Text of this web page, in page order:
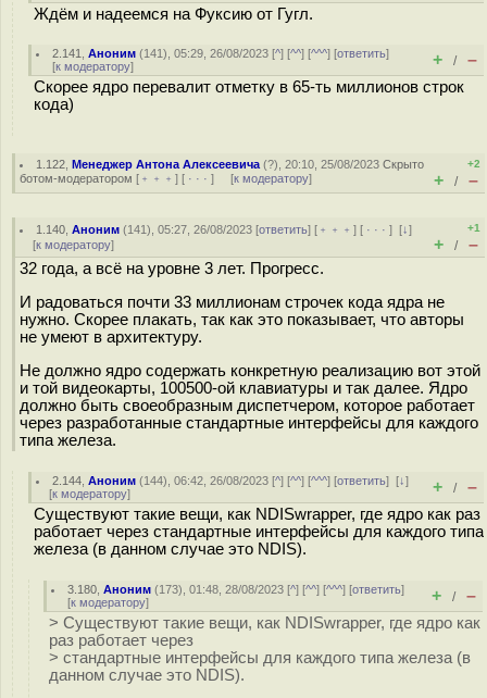
Ждём и надеемся на Фуксию от Гугл.
2.141 ,Аноним (141), 05:29, 26/08/2023 [^] [^^] [^^^] [ответить]
[к модератору] + / –
Скорее ядро перевалит отметку в 65-ть миллионов строк
кода)
1.122 ,Менеджер Антона Алексеевича (?), 20:10, 25/08/2023Скрыто
ботом-модератором [ ﹢﹢﹢ ] [ · · · ] [к модератору]
+2
+ / –
1.140 ,Аноним (141), 05:27, 26/08/2023 [ответить] [ ﹢﹢﹢] [ · · ·][↓]
[к модератору]
+1
+ / –
32 года, а всё на уровне 3 лет. Прогресс.
И радоваться почти 33 миллионам строчек кода ядра не
нужно. Скорее плакать, так как это показывает, что авторы
не умеют в архитектуру.
Не должно ядро содержать конкретную реализацию вот этой
и той видеокарты, 100500-ой клавиатуры и так далее. Ядро
должно быть своеобразным диспетчером, которое работает
через разработанные стандартные интерфейсы для каждого
типа железа.
2.144 ,Аноним (144), 06:42, 26/08/2023 [^] [^^] [^^^] [ответить][↓]
[к модератору] + / –
Существуют такие вещи, как NDISwrapper, где ядро как раз
работает через стандартные интерфейсы для каждого типа
железа (в данном случае это NDIS).
3.180 ,Аноним (173), 01:48, 28/08/2023 [^] [^^] [^^^] [ответить]
[к модератору] + / –
> Существуют такие вещи, как NDISwrapper, где ядро как
раз работает через
> стандартные интерфейсы для каждого типа железа (в
данном случае это NDIS).